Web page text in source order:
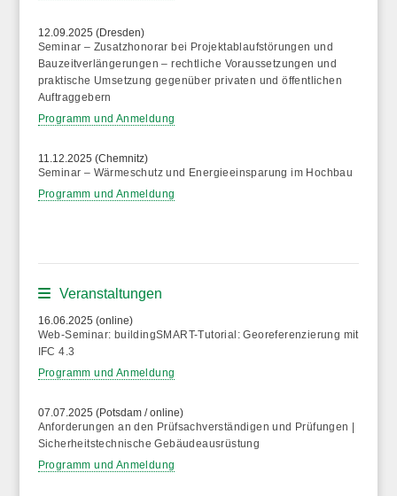
12.09.2025 (Dresden)
Seminar – Zusatzhonorar bei Projektablaufstörungen und
Bauzeitverlängerungen – rechtliche Voraussetzungen und
praktische Umsetzung gegenüber privaten und öffentlichen
Auftraggebern
Programm und Anmeldung
11.12.2025 (Chemnitz)
Seminar – Wärmeschutz und Energieeinsparung im Hochbau
Programm und Anmeldung
Veranstaltungen
16.06.2025 (online)
Web-Seminar: buildingSMART-Tutorial: Georeferenzierung mit
IFC 4.3
Programm und Anmeldung
07.07.2025 (Potsdam / online)
Anforderungen an den Prüfsachverständigen und Prüfungen |
Sicherheitstechnische Gebäudeausrüstung
Programm und Anmeldung